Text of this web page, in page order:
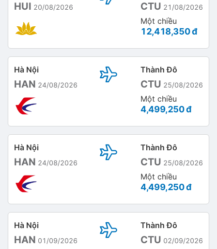
HUI 20/08/2026 CTU 21/08/2026
Một chiều
12,418,350 đ
Hà Nội
HAN 24/08/2026
Thành Đô
CTU 25/08/2026
Một chiều
4,499,250 đ
Hà Nội
HAN 24/08/2026
Thành Đô
CTU 25/08/2026
Một chiều
4,499,250 đ
Hà Nội
HAN 01/09/2026
Thành Đô
CTU 02/09/2026